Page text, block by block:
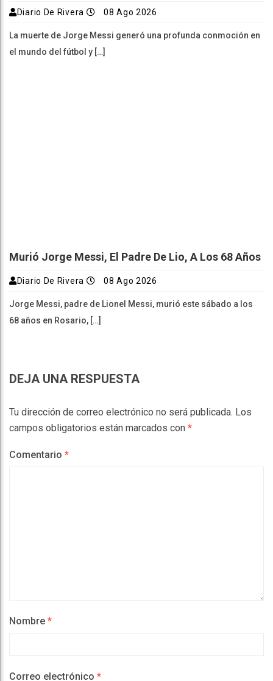
Diario De Rivera 08 Ago 2026
La muerte de Jorge Messi generó una profunda conmoción en
el mundo del fútbol y […]
Murió Jorge Messi, El Padre De Lio, A Los 68 Años
Diario De Rivera 08 Ago 2026
Jorge Messi, padre de Lionel Messi, murió este sábado a los
68 años en Rosario, […]
DEJA UNA RESPUESTA
Tu dirección de correo electrónico no será publicada. Los
campos obligatorios están marcados con *
Comentario *
Nombre *
Correo electrónico *